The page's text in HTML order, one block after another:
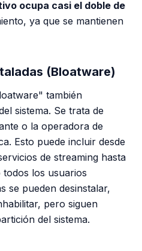
ocupa casi el doble de
ya que se mantienen
(Bloatware)
también
sistema. Se trata de
o la operadora de
Esto puede incluir desde
de streaming hasta
todos los usuarios
se pueden desinstalar,
pero siguen
del sistema.